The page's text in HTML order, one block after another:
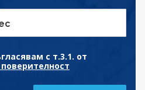
с т.3.1. от